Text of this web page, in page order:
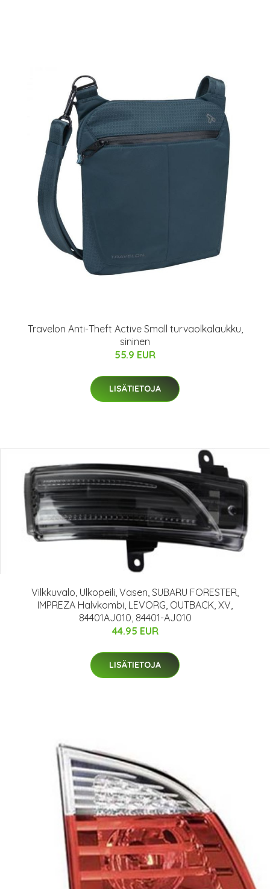
Travelon Anti-Theft Active Small turvaolkalaukku,
sininen
55.9 EUR
LISÄTIETOJA
Vilkkuvalo, Ulkopeili, Vasen, SUBARU FORESTER,
IMPREZA Halvkombi, LEVORG, OUTBACK, XV,
84401AJ010, 84401-AJ010
44.95 EUR
LISÄTIETOJA